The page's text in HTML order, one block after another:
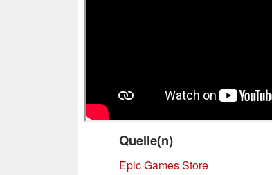
Quelle(n)
Epic Games Store